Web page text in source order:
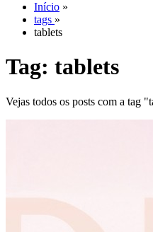
Início »
tags »
tablets
Tag: tablets
Vejas todos os posts com a tag